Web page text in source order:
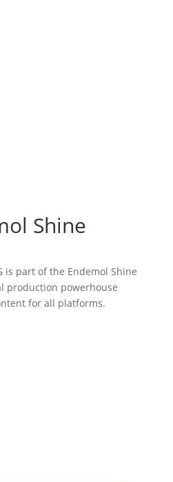
Shine
is part of the Endemol Shine
production powerhouse
for all platforms.